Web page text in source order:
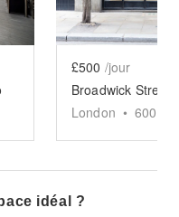
£500 /jour
London • 600
idéal ?